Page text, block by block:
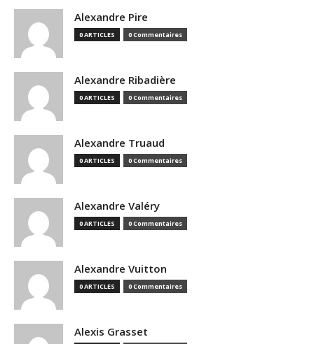
Alexandre Pire
0 ARTICLES 0 Commentaires
Alexandre Ribadière
0 ARTICLES 0 Commentaires
Alexandre Truaud
0 ARTICLES 0 Commentaires
Alexandre Valéry
0 ARTICLES 0 Commentaires
Alexandre Vuitton
0 ARTICLES 0 Commentaires
Alexis Grasset